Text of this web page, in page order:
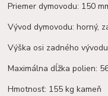
Priemer dymovodu: 150
Vývod dymovodu: horný,
Výška osi zadného
Maximálna dĺžka polien:
Hmotnosť: 155 kg kameň